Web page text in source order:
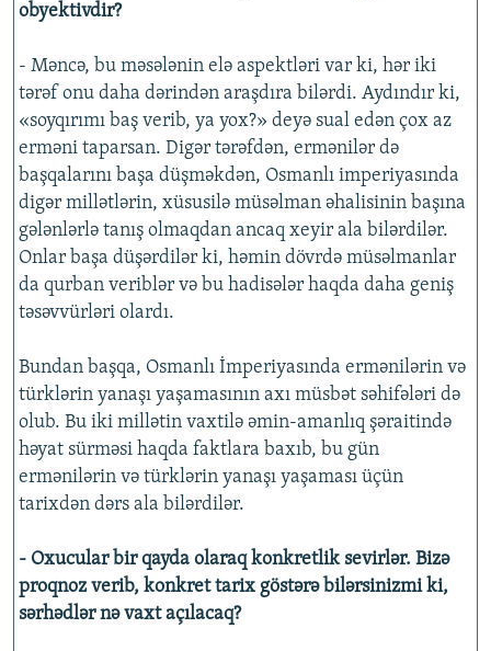
obyektivdir?
- Məncə, bu məsələnin elə aspektləri var ki, hər iki
tərəf onu daha dərindən araşdıra bilərdi. Aydındır ki,
«soyqırımı baş verib, ya yox?» deyə sual edən çox az
erməni taparsan. Digər tərəfdən, ermənilər də
başqalarını başa düşməkdən, Osmanlı imperiyasında
digər millətlərin, xüsusilə müsəlman əhalisinin başına
gələnlərlə tanış olmaqdan ancaq xeyir ala bilərdilər.
Onlar başa düşərdilər ki, həmin dövrdə müsəlmanlar
da qurban veriblər və bu hadisələr haqda daha geniş
təsəvvürləri olardı.
Bundan başqa, Osmanlı İmperiyasında ermənilərin və
türklərin yanaşı yaşamasının axı müsbət səhifələri də
olub. Bu iki millətin vaxtilə əmin-amanlıq şəraitində
həyat sürməsi haqda faktlara baxıb, bu gün
ermənilərin və türklərin yanaşı yaşaması üçün
tarixdən dərs ala bilərdilər.
- Oxucular bir qayda olaraq konkretlik sevirlər. Bizə
proqnoz verib, konkret tarix göstərə bilərsinizmi ki,
sərhədlər nə vaxt açılacaq?